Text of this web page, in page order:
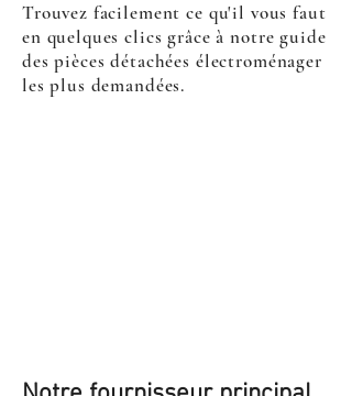
Trouvez facilement ce qu'il vous faut
en quelques clics grâce à notre guide
des pièces détachées électroménager
les plus demandées.